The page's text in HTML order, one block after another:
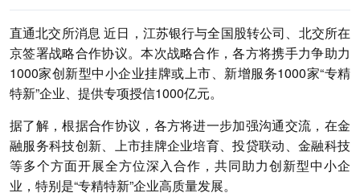
直通北交所消息 近日，江苏银行与全国股转公司、北交所在
京签署战略合作协议。本次战略合作，各方将携手力争助力
1000家创新型中小企业挂牌或上市、新增服务1000家“专精
特新”企业、提供专项授信1000亿元。
据了解，根据合作协议，各方将进一步加强沟通交流，在金
融服务科技创新、上市挂牌企业培育、投贷联动、金融科技
等多个方面开展全方位深入合作，共同助力创新型中小企
业，特别是“专精特新”企业高质量发展。